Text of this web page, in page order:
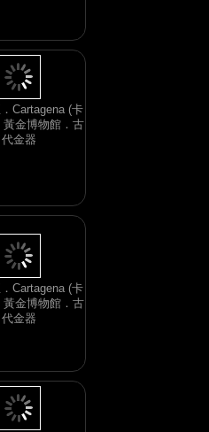
Cartagena (卡
黃金博物館．古
代金器
Cartagena (卡
黃金博物館．古
代金器